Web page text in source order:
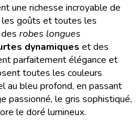
une richesse incroyable de
goûts et toutes les
robes longues
dynamiques et des
parfaitement élégance et
toutes les couleurs
au bleu profond, en passant
passionné, le gris sophistiqué,
le doré lumineux.